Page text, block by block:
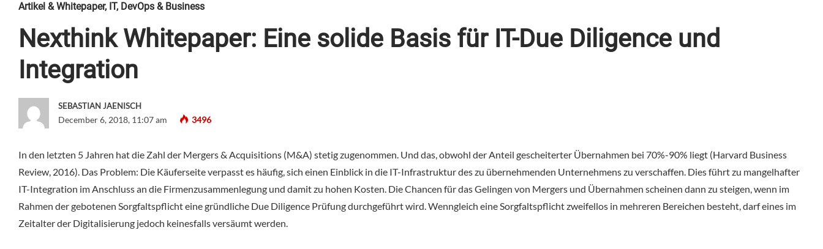
Artikel & Whitepaper, IT, DevOps & Business
Nexthink Whitepaper: Eine solide Basis für IT-Due Diligence und
Integration
SEBASTIAN JAENISCH
December 6, 2018, 11:07 am 3496
In den letzten 5 Jahren hat die Zahl der Mergers & Acquisitions (M&A) stetig zugenommen. Und das, obwohl der Anteil gescheiterter Übernahmen bei 70%-90% liegt (Harvard Business
Review, 2016). Das Problem: Die Käuferseite verpasst es häufig, sich einen Einblick in die IT-Infrastruktur des zu übernehmenden Unternehmens zu verschaffen. Dies führt zu mangelhafter
IT-Integration im Anschluss an die Firmenzusammenlegung und damit zu hohen Kosten. Die Chancen für das Gelingen von Mergers und Übernahmen scheinen dann zu steigen, wenn im
Rahmen der gebotenen Sorgfaltspflicht eine gründliche Due Diligence Prüfung durchgeführt wird. Wenngleich eine Sorgfaltspflicht zweifellos in mehreren Bereichen besteht, darf eines im
Zeitalter der Digitalisierung jedoch keinesfalls versäumt werden.